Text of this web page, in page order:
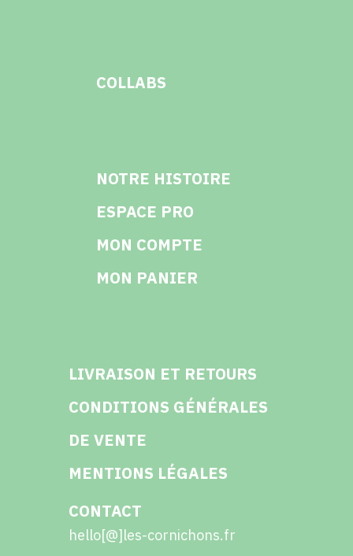
COLLABS
NOTRE HISTOIRE
ESPACE PRO
MON COMPTE
MON PANIER
LIVRAISON ET RETOURS
CONDITIONS GÉNÉRALES
DE VENTE
MENTIONS LÉGALES
CONTACT
hello[@]les-cornichons.fr